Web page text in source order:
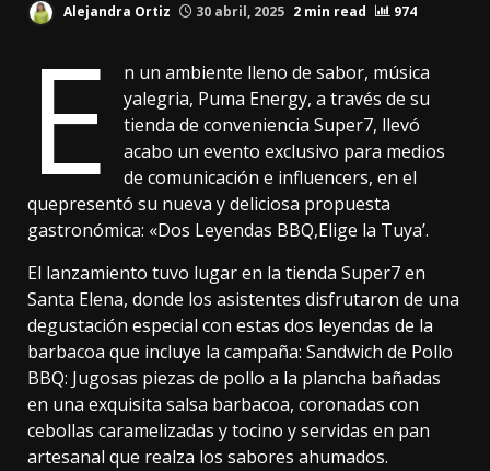
Alejandra Ortiz 30 abril, 2025 2 min read 974
E
n un ambiente lleno de sabor, música
yalegria, Puma Energy, a través de su
tienda de conveniencia Super7, llevó
acabo un evento exclusivo para medios
de comunicación e influencers, en el
quepresentó su nueva y deliciosa propuesta
gastronómica: «Dos Leyendas BBQ,Elige la Tuya’.
El lanzamiento tuvo lugar en la tienda Super7 en
Santa Elena, donde los asistentes disfrutaron de una
degustación especial con estas dos leyendas de la
barbacoa que incluye la campaña: Sandwich de Pollo
BBQ: Jugosas piezas de pollo a la plancha bañadas
en una exquisita salsa barbacoa, coronadas con
cebollas caramelizadas y tocino y servidas en pan
artesanal que realza los sabores ahumados.